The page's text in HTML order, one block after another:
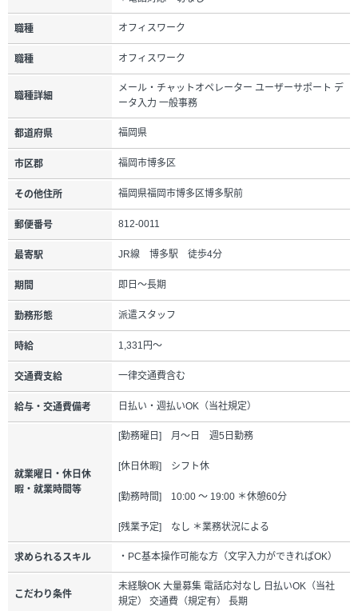
職種 オフィスワーク
職種 オフィスワーク
職種詳細
メール・チャットオペレーター ユーザーサポート デ
ータ入力 一般事務
都道府県 福岡県
市区郡 福岡市博多区
その他住所 福岡県福岡市博多区博多駅前
郵便番号 812-0011
最寄駅 JR線 博多駅 徒歩4分
期間 即日～長期
勤務形態 派遣スタッフ
時給 1,331円～
交通費支給 一律交通費含む
給与・交通費備考 日払い・週払いOK（当社規定）
就業曜日・休日休
暇・就業時間等
[勤務曜日] 月～日 週5日勤務
[休日休暇] シフト休
[勤務時間] 10:00 ～ 19:00 ＊休憩60分
[残業予定] なし ＊業務状況による
求められるスキル ・PC基本操作可能な方（文字入力ができればOK）
こだわり条件
未経験OK 大量募集 電話応対なし 日払いOK（当社
規定） 交通費（規定有） 長期